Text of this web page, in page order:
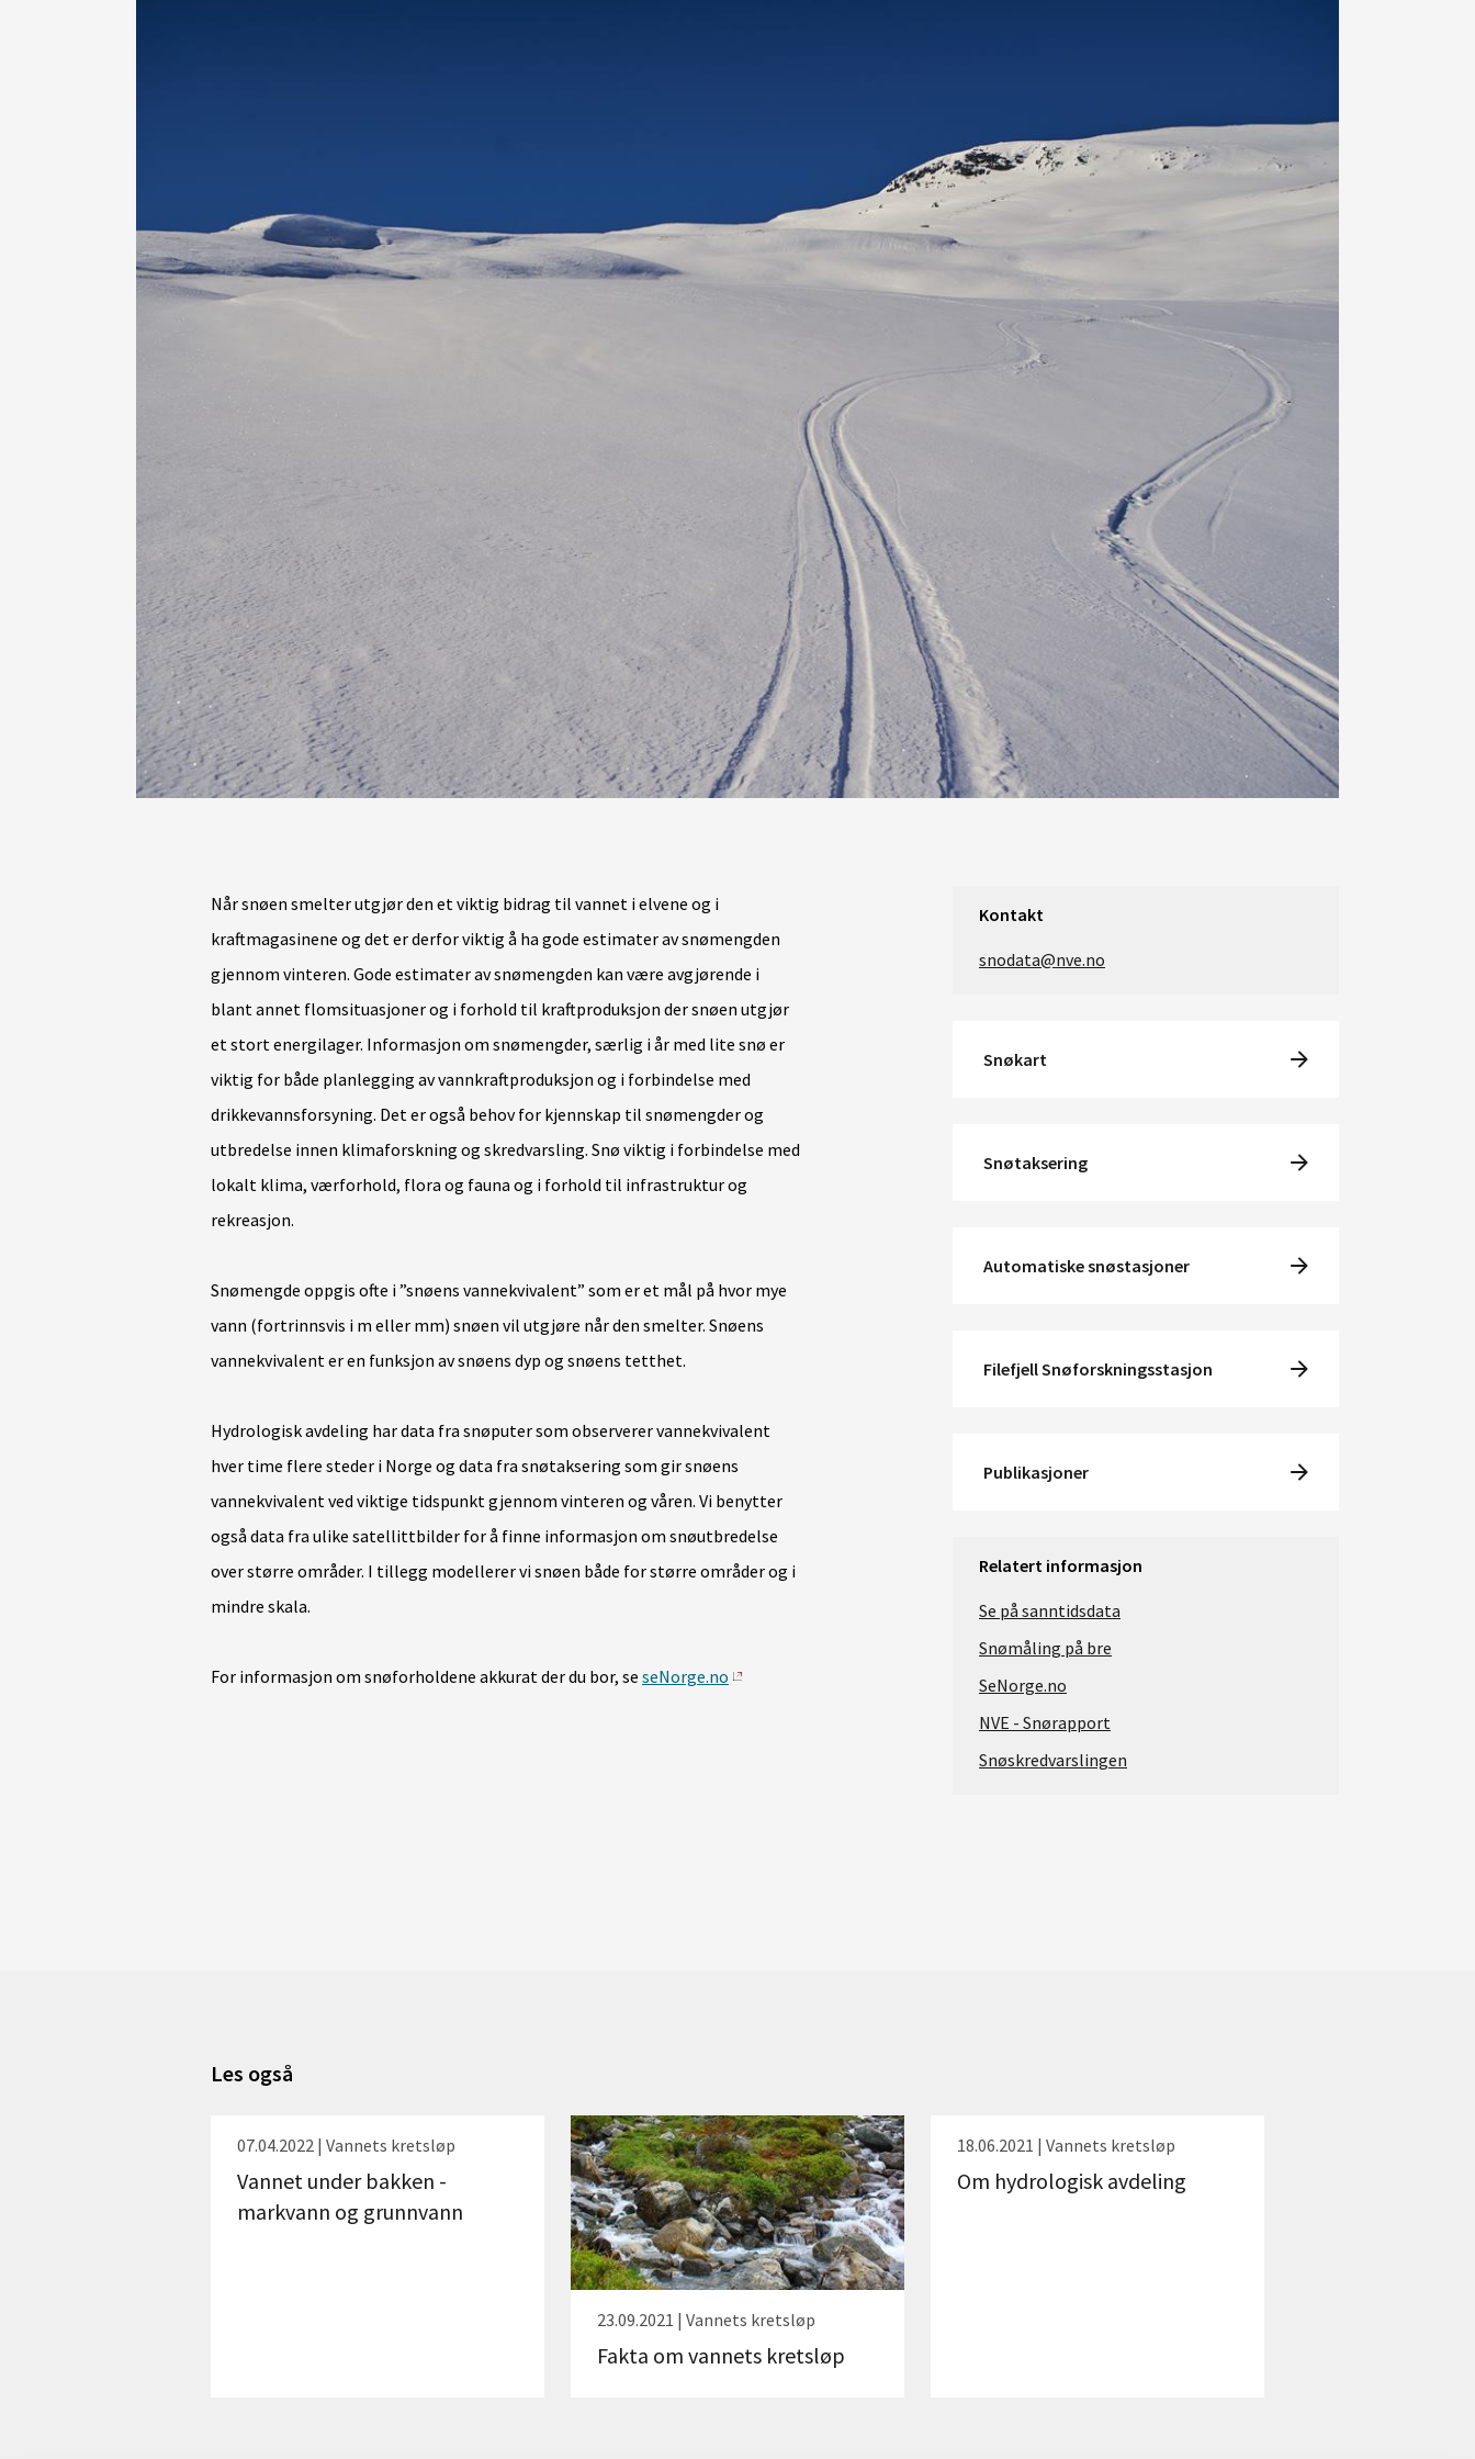
Når snøen smelter utgjør den et viktig bidrag til vannet i elvene og i
kraftmagasinene og det er derfor viktig å ha gode estimater av snømengden
gjennom vinteren. Gode estimater av snømengden kan være avgjørende i
blant annet flomsituasjoner og i forhold til kraftproduksjon der snøen utgjør
et stort energilager. Informasjon om snømengder, særlig i år med lite snø er
viktig for både planlegging av vannkraftproduksjon og i forbindelse med
drikkevannsforsyning. Det er også behov for kjennskap til snømengder og
utbredelse innen klimaforskning og skredvarsling. Snø viktig i forbindelse med
lokalt klima, værforhold, flora og fauna og i forhold til infrastruktur og
rekreasjon.
Snømengde oppgis ofte i ”snøens vannekvivalent” som er et mål på hvor mye
vann (fortrinnsvis i m eller mm) snøen vil utgjøre når den smelter. Snøens
vannekvivalent er en funksjon av snøens dyp og snøens tetthet.
Hydrologisk avdeling har data fra snøputer som observerer vannekvivalent
hver time flere steder i Norge og data fra snøtaksering som gir snøens
vannekvivalent ved viktige tidspunkt gjennom vinteren og våren. Vi benytter
også data fra ulike satellittbilder for å finne informasjon om snøutbredelse
over større områder. I tillegg modellerer vi snøen både for større områder og i
mindre skala.
For informasjon om snøforholdene akkurat der du bor, se seNorge.no
Kontakt
snodata@nve.no
Snøkart
Snøtaksering
Automatiske snøstasjoner
Filefjell Snøforskningsstasjon
Publikasjoner
Relatert informasjon
Se på sanntidsdata
Snømåling på bre
SeNorge.no
NVE - Snørapport
Snøskredvarslingen
Les også
07.04.2022 | Vannets kretsløp
Vannet under bakken -
markvann og grunnvann
23.09.2021 | Vannets kretsløp
Fakta om vannets kretsløp
18.06.2021 | Vannets kretsløp
Om hydrologisk avdeling